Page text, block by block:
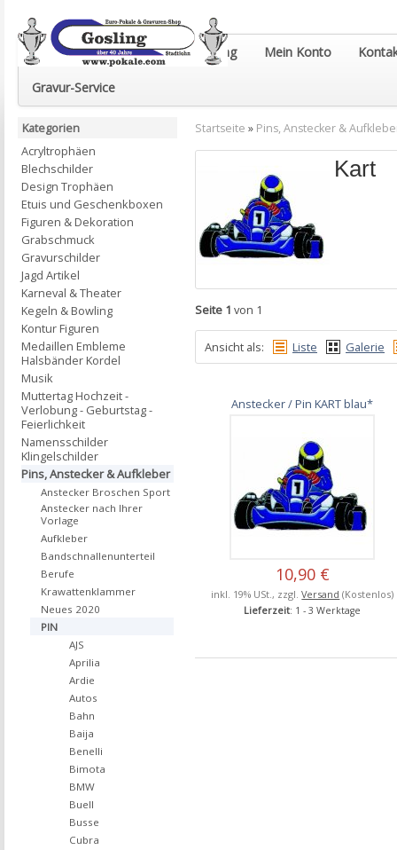
Euro-Pokale & Gravur-Shop Gosling Mein Konto
Gravur-Service
Startseite » Pins, Anstecker &
Kart
Seite 1 von 1
Ansicht als: Liste Galerie
Anstecker / Pin KART blau*
10,90 €
inkl. 19% USt., zzgl.Versand (Kostenlos)
Lieferzeit: 1 - 3 Werktage
Kategorien
Acryltrophäen
Blechschilder
Design Trophäen
Etuis und Geschenkboxen
Figuren & Dekoration
Grabschmuck
Gravurschilder
Jagd Artikel
Karneval & Theater
Kegeln & Bowling
Kontur Figuren
Medaillen Embleme
Halsbänder Kordel
Musik
Muttertag Hochzeit -
Verlobung - Geburtstag -
Feierlichkeit
Namensschilder
Klingelschilder
Pins, Anstecker & Aufkleber
Anstecker Broschen Sport
Anstecker nach Ihrer
Vorlage
Aufkleber
Bandschnallenunterteil
Berufe
Krawattenklammer
Neues 2020
PIN
AJS
Aprilia
Ardie
Autos
Bahn
Baija
Benelli
Bimota
BMW
Buell
Busse
Cubra